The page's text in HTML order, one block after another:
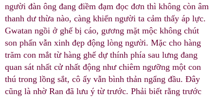
người đàn ông đang điềm đạm đọc đơn thì không còn âm
thanh dư thừa nào, càng khiến người ta cảm thấy áp lực.
Gwatan ngồi ở ghế bị cáo, gương mặt mộc không chút
son phấn vẫn xinh đẹp động lòng người. Mặc cho hàng
trăm con mắt từ hàng ghế dự thính phía sau lưng đang
quan sát nhất cử nhất động như chiêm ngưỡng một con
thú trong lồng sắt, cô ấy vẫn bình thản ngẩng đầu. Đây
cũng là nhờ Ran đã lưu ý từ trước. Phải biết rằng trước